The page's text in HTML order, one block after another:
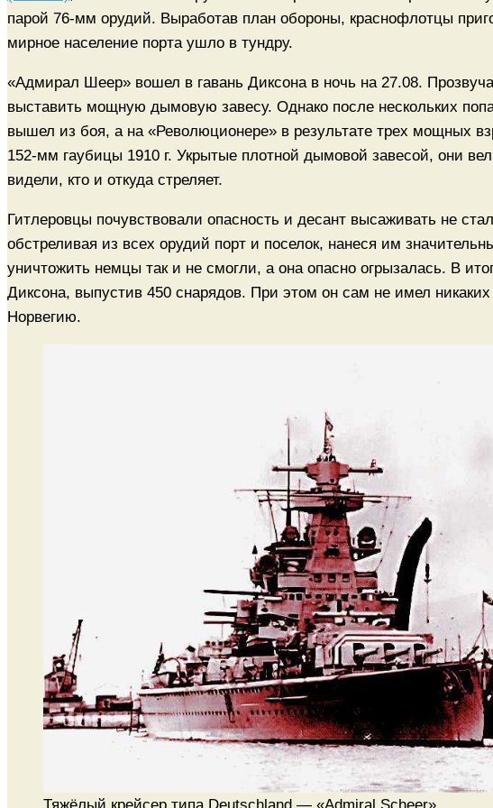
парой 76-мм орудий. Выработав план обороны, краснофлотцы
мирное население порта ушло в тундру.
«Адмирал Шеер» вошел в гавань Диксона в ночь на 27.08.
выставить мощную дымовую завесу. Однако после нескольких
вышел из боя, а на «Революционере» в результате трех мощных
152-мм гаубицы 1910 г. Укрытые плотной дымовой завесой, они
видели, кто и откуда стреляет.
Гитлеровцы почувствовали опасность и десант высаживать не
обстреливая из всех орудий порт и поселок, нанеся им
уничтожить немцы так и не смогли, а она опасно огрызалась. В
Диксона, выпустив 450 снарядов. При этом он сам не имел
Норвегию.